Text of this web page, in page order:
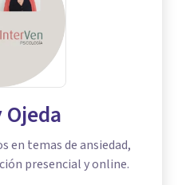
en temas de ansiedad,
presencial y online.